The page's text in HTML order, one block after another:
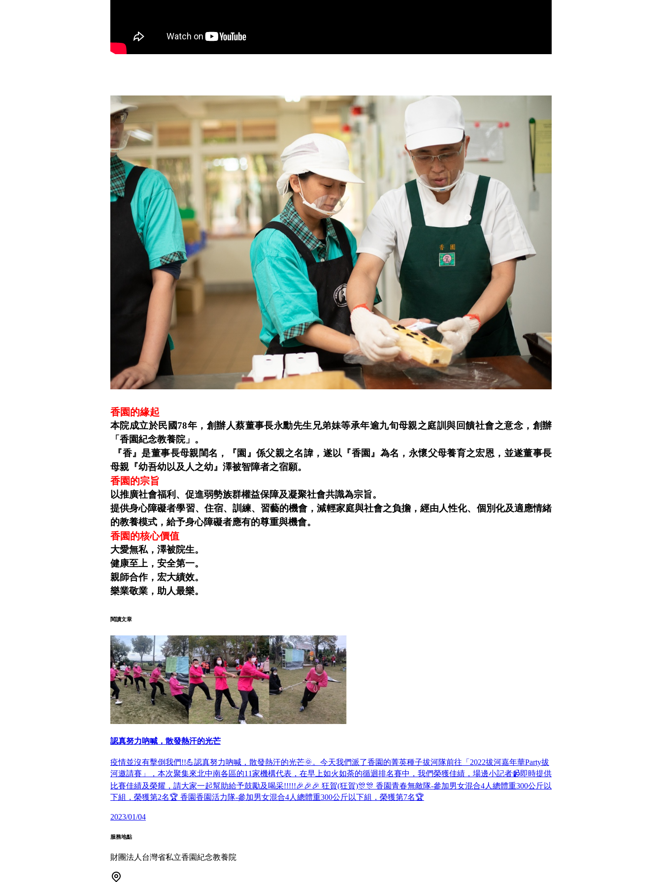
香園的緣起
本院成立於民國78年，創辦人蔡董事長永勳先生兄弟妹等承年逾九旬母親之庭訓與回饋社會之意念，創辦
「香園紀念教養院」。
『香』是董事長母親閨名，『園』係父親之名諱，遂以『香園』為名，永懷父母養育之宏恩，並遂董事長
母親『幼吾幼以及人之幼』澤被智障者之宿願。
香園的宗旨
以推廣社會福利、促進弱勢族群權益保障及凝聚社會共識為宗旨。
提供身心障礙者學習、住宿、訓練、習藝的機會，減輕家庭與社會之負擔，經由人性化、個別化及適應情緒
的教養模式，給予身心障礙者應有的尊重與機會。
香園的核心價值
大愛無私，澤被院生。
健康至上，安全第一。
親師合作，宏大績效。
樂業敬業，助人最樂。
閱讀文章
認真努力吶喊，散發熱汗的光芒
疫情並沒有擊倒我們!!💪認真努力吶喊，散發熱汗的光芒🌞。今天我們派了香園的菁英種子拔河隊前往「2022拔河嘉年華Party拔
河邀請賽」，本次聚集來北中南各區的11家機構代表，在早上如火如荼的循迴排名賽中，我們榮獲佳績，場邊小記者📹即時提供
比賽佳績及榮耀，請大家一起幫助給予鼓勵及喝采!!!!!🎉🎉🎉 狂賀(狂賀)🎊🎊 香園青春無敵隊-參加男女混合4人總體重300公斤以
下組，榮獲第2名🏆 香園香園活力隊-參加男女混合4人總體重300公斤以下組，榮獲第7名🏆
2023/01/04
服務地點
財團法人台灣省私立香園紀念教養院